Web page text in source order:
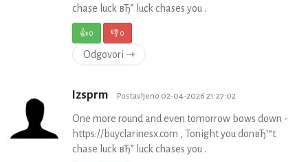
chase luck вЂ” luck chases you .
👍0 👎0
Odgovori ⇾
Izsprm Postavljeno 02-04-2026 21:27:02
One more round and even tomorrow bows down -
https://buyclarinesx.com , Tonight you donвЂ™t
chase luck вЂ” luck chases you .